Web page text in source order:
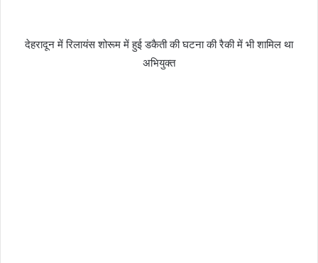
देहरादून में रिलायंस शोरूम में हुई डकैती की घटना की रैकी में भी शामिल था
अभियुक्त